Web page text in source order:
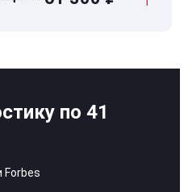
по 41
Forbes